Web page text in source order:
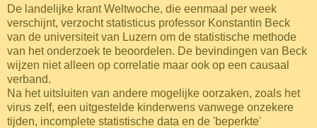
De landelijke krant Weltwoche, die eenmaal per week
verschijnt, verzocht statisticus professor Konstantin Beck
van de universiteit van Luzern om de statistische methode
van het onderzoek te beoordelen. De bevindingen van Beck
wijzen niet alleen op correlatie maar ook op een causaal
verband.
Na het uitsluiten van andere mogelijke oorzaken, zoals het
virus zelf, een uitgestelde kinderwens vanwege onzekere
tijden, incomplete statistische data en de 'beperkte'